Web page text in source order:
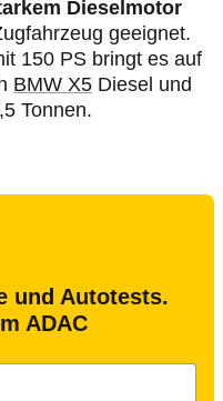
Dieselmotor
geeignet.
150 PS bringt es auf
BMW X5 Diesel und
Tonnen.
und Autotests.
ADAC